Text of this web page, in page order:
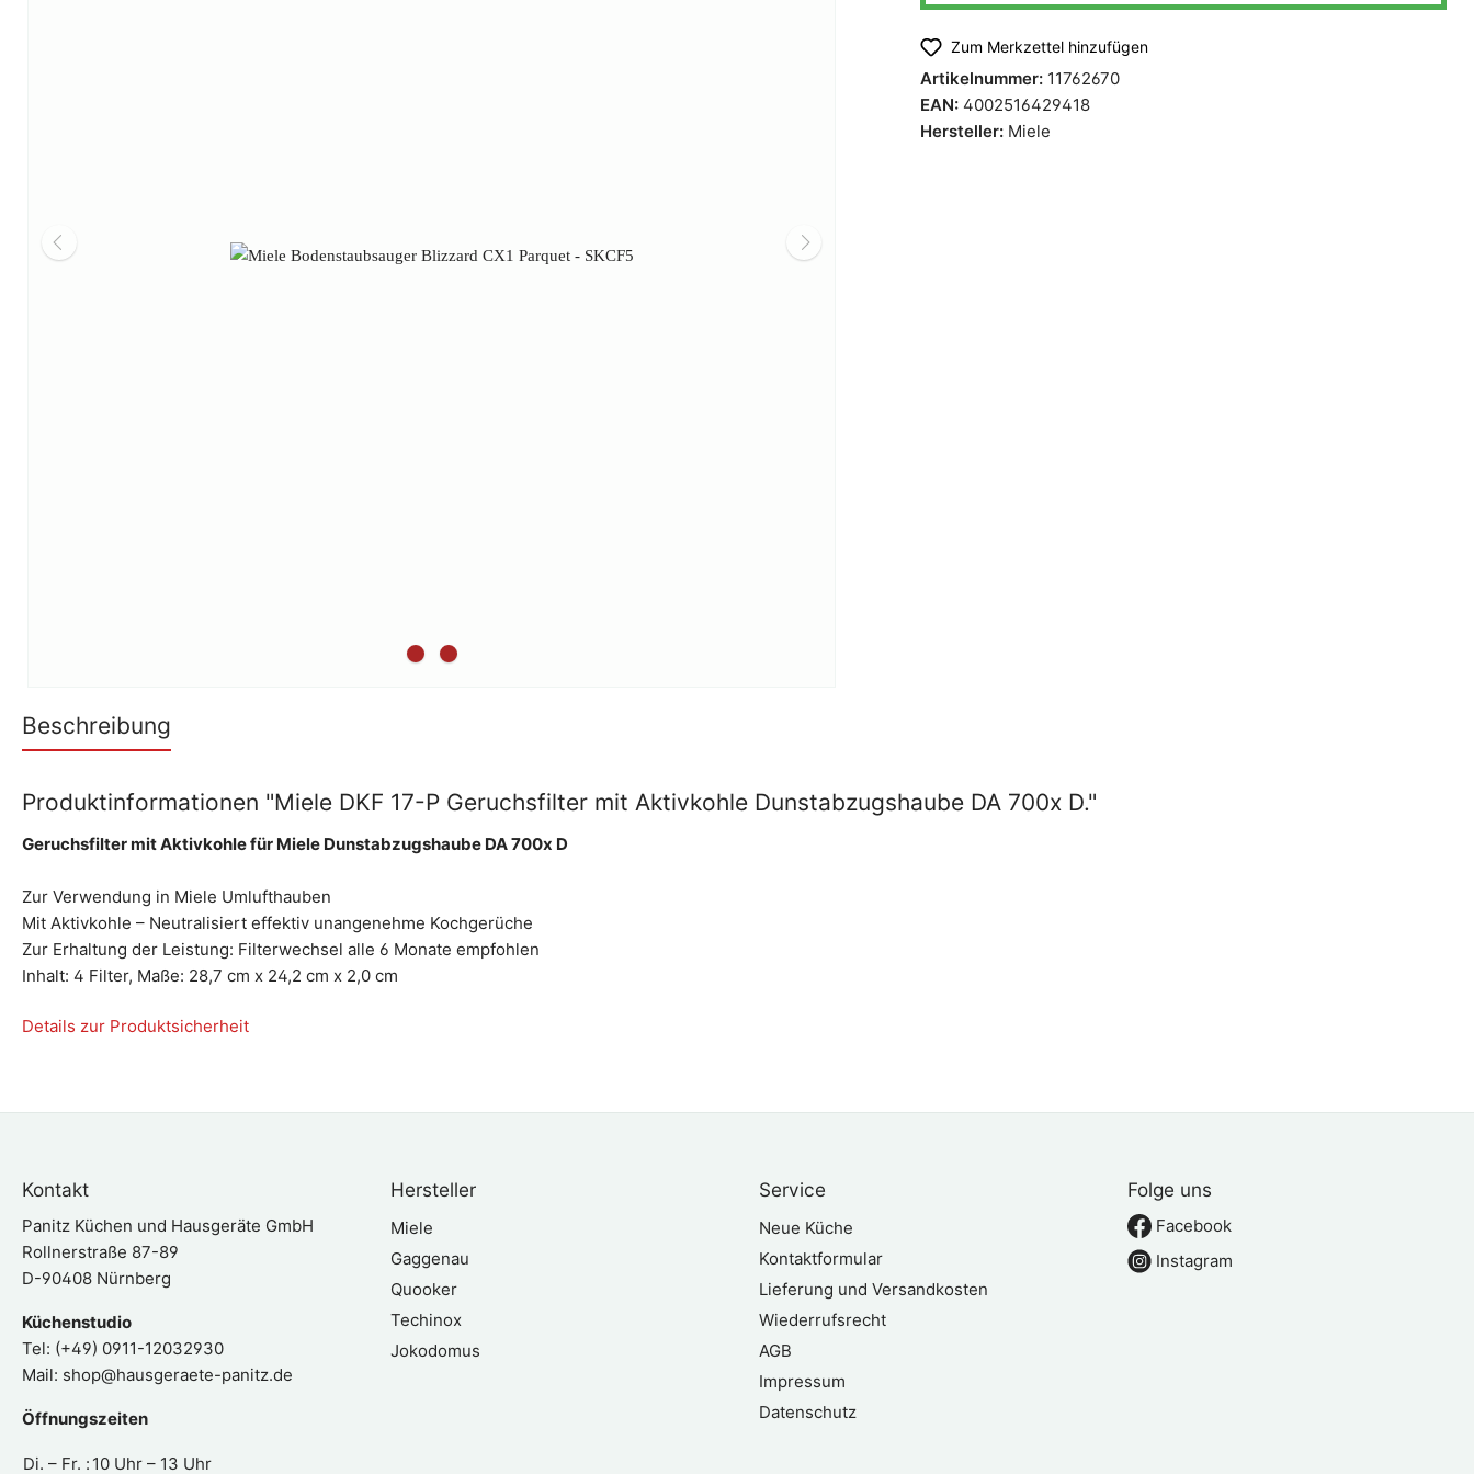
Quooker Wasserhahn
Zum Merkzettel hinzufügen
Artikelnummer: 11762670
EAN: 4002516429418
Hersteller: Miele
Beschreibung
Produktinformationen "Miele DKF 17-P Geruchsfilter mit Aktivkohle Dunstabzugshaube DA 700x D."
Geruchsfilter mit Aktivkohle für Miele Dunstabzugshaube DA 700x D
Zur Verwendung in Miele Umlufthauben
Mit Aktivkohle – Neutralisiert effektiv unangenehme Kochgerüche
Zur Erhaltung der Leistung: Filterwechsel alle 6 Monate empfohlen
Inhalt: 4 Filter, Maße: 28,7 cm x 24,2 cm x 2,0 cm
Details zur Produktsicherheit
Kontakt
Panitz Küchen und Hausgeräte GmbH
Rollnerstraße 87-89
D-90408 Nürnberg
Küchenstudio
Tel: (+49) 0911-12032930
Mail: shop@hausgeraete-panitz.de
Öffnungszeiten
Di. – Fr. : 10 Uhr – 13 Uhr
Folge uns
Facebook
Instagram
Hersteller
Miele
Gaggenau
Quooker
Techinox
Jokodomus
Service
Neue Küche
Kontaktformular
Lieferung und Versandkosten
Wiederrufsrecht
AGB
Impressum
Datenschutz